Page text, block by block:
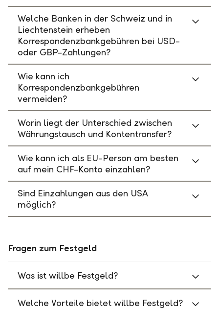
Welche Banken in der Schweiz und in
Liechtenstein erheben
Korrespondenzbankgebühren bei USD-
oder GBP-Zahlungen?
Wie kann ich
Korrespondenzbankgebühren
vermeiden?
Worin liegt der Unterschied zwischen
Währungstausch und Kontentransfer?
Wie kann ich als EU-Person am besten
auf mein CHF-Konto einzahlen?
Sind Einzahlungen aus den USA
möglich?
Fragen zum Festgeld
Was ist willbe Festgeld?
Welche Vorteile bietet willbe Festgeld?